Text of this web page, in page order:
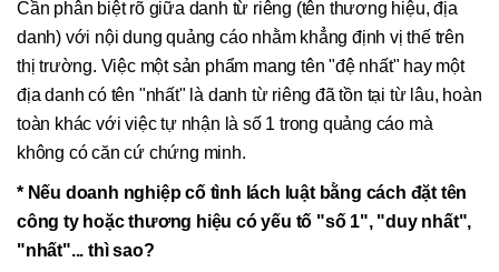
Cần phân biệt rõ giữa danh từ riêng (tên thương hiệu, địa
danh) với nội dung quảng cáo nhằm khẳng định vị thế trên
thị trường. Việc một sản phẩm mang tên "đệ nhất" hay một
địa danh có tên "nhất" là danh từ riêng đã tồn tại từ lâu, hoàn
toàn khác với việc tự nhận là số 1 trong quảng cáo mà
không có căn cứ chứng minh.
* Nếu doanh nghiệp cố tình lách luật bằng cách đặt tên
công ty hoặc thương hiệu có yếu tố "số 1", "duy nhất",
"nhất"... thì sao?